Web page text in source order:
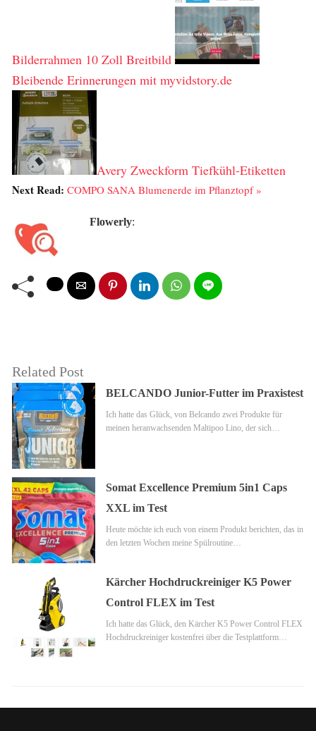
Bilderrahmen 10 Zoll Breitbild
Bleibende Erinnerungen mit myvidstory.de
Avery Zweckform Tiefkühl-Etiketten
Next Read: COMPO SANA Blumenerde im Pflanztopf »
Flowerly:
Related Post
BELCANDO Junior-Futter im Praxistest
Ich hatte das Glück, von Belcando zwei Produkte für
meinen heranwachsenden Maltipoo Lino, der sich…
Somat Excellence Premium 5in1 Caps
XXL im Test
Heute möchte ich euch von einem Produkt berichten, das in
den letzten Wochen meine Spülroutine…
Kärcher Hochdruckreiniger K5 Power
Control FLEX im Test
Ich hatte das Glück, den Kärcher K5 Power Control FLEX
Hochdruckreiniger kostenfrei über die Testplattform…